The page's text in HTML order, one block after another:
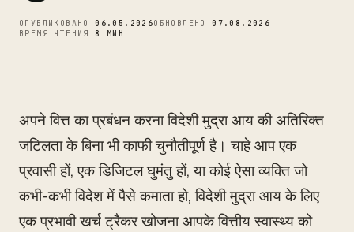
ОПУБЛИКОВАНО06.05.2026ОБНОВЛЕНО07.08.2026
ВРЕМЯ ЧТЕНИЯ 8 МИН
अपने वित्त का प्रबंधन करना विदेशी मुद्रा आय की अतिरिक्त
जटिलता के बिना भी काफी चुनौतीपूर्ण है। चाहे आप एक
प्रवासी हों, एक डिजिटल घुमंतु हों, या कोई ऐसा व्यक्ति जो
कभी-कभी विदेश में पैसे कमाता हो, विदेशी मुद्रा आय के लिए
एक प्रभावी खर्च ट्रैकर खोजना आपके वित्तीय स्वास्थ्य को